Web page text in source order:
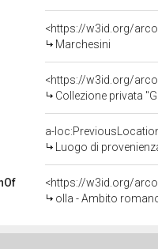
<https://w3id.org/
Marchesini
<https://w3id.org/
Collezione privata
a-
Luogo di
<https://w3id.org/
olla - Ambito romano